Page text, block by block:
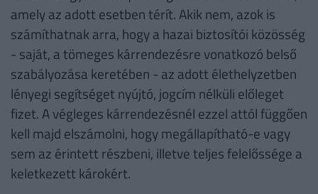
amely az adott esetben térít. Akik nem, azok is
számíthatnak arra, hogy a hazai biztosítói közösség
- saját, a tömeges kárrendezésre vonatkozó belső
szabályozása keretében - az adott élethelyzetben
lényegi segítséget nyújtó, jogcím nélküli előleget
fizet. A végleges kárrendezésnél ezzel attól függően
kell majd elszámolni, hogy megállapítható-e vagy
sem az érintett részbeni, illetve teljes felelőssége a
keletkezett károkért.